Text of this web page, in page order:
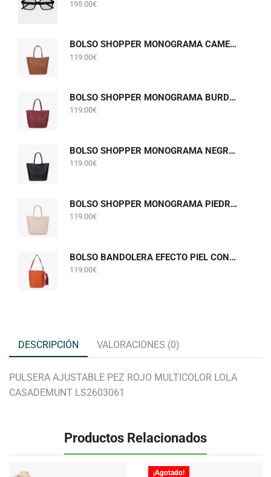
195.00€
BOLSO SHOPPER MONOGRAMA CAMEL LOLA CASADEMUNT LF2604075
119.00€
BOLSO SHOPPER MONOGRAMA BURDEOS LOLA CASADEMUNT LF2604075
119.00€
BOLSO SHOPPER MONOGRAMA NEGRO LOLA CASADEMUNT LF2604075
119.00€
BOLSO SHOPPER MONOGRAMA PIEDRA GRIS PERLADO LOLA CASADEMUNT LF2604075
119.00€
BOLSO BANDOLERA EFECTO PIEL CON POMPONES NARANJA LOLA CASADEMUNT LF2604058
119.00€
DESCRIPCIÓN VALORACIONES (0)
PULSERA AJUSTABLE PEZ ROJO MULTICOLOR LOLA
CASADEMUNT LS2603061
Productos Relacionados
¡Agotado!